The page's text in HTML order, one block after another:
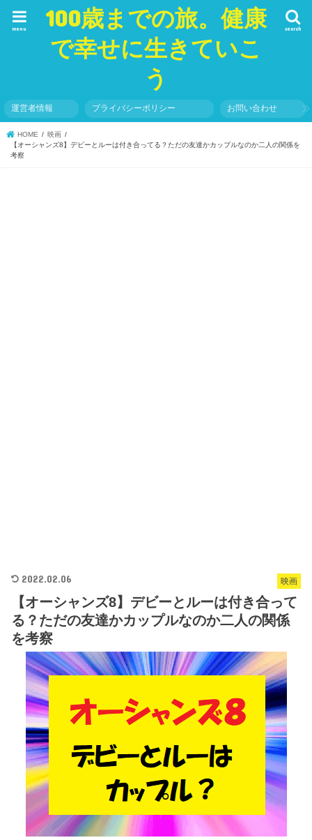
100歳までの旅。健康
で幸せに生きていこ
う
search
menu
運営者情報 プライバシーポリシー お問い合わせ
HOME
映画
【オーシャンズ8】デビーとルーは付き合ってる？ただの友達かカップルなのか二人の関係を
考察
映画
2022.02.06
【オーシャンズ8】デビーとルーは付き合って
る？ただの友達かカップルなのか二人の関係
を考察